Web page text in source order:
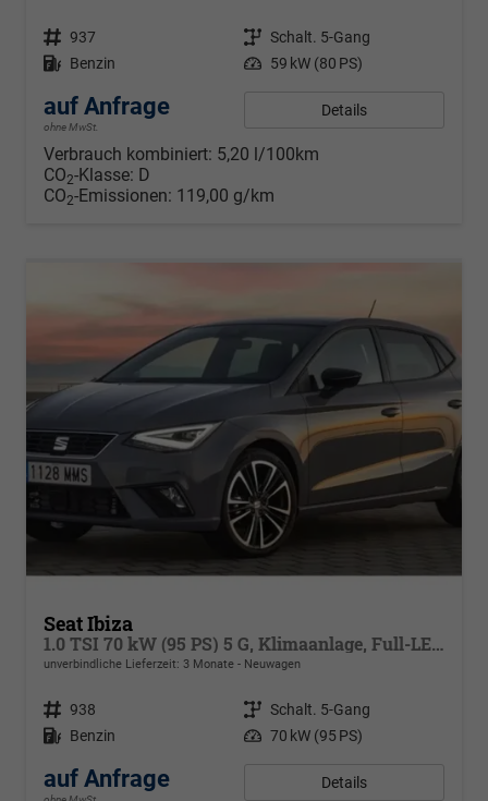
Fahrzeugnr. 937 Getriebe Schalt. 5-Gang
Kraftstoff Benzin Leistung 59 kW (80 PS)
auf Anfrage
ohne MwSt.
Details
Verbrauch kombiniert: 5,20 l/100km
CO2-Klasse: D
CO2-Emissionen: 119,00 g/km
Seat Ibiza
1.0 TSI 70 kW (95 PS) 5 G, Klimaanlage, Full-LED, Full Link, Radioanlage, Alufelgen 15 Zoll, Nebelscheinwerfer m. K-Licht, autom. Fernlichtregulierung, Licht & Sicht Paket, Digital Cockpit,
unverbindliche Lieferzeit: 3 Monate Neuwagen
Fahrzeugnr. 938 Getriebe Schalt. 5-Gang
Kraftstoff Benzin Leistung 70 kW (95 PS)
auf Anfrage Details